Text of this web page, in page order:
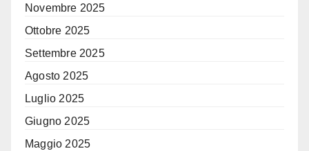
Novembre 2025
Ottobre 2025
Settembre 2025
Agosto 2025
Luglio 2025
Giugno 2025
Maggio 2025